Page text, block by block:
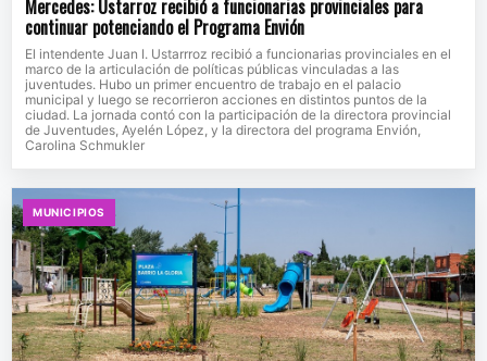
Mercedes: Ustarroz recibió a funcionarias provinciales para
continuar potenciando el Programa Envión
El intendente Juan I. Ustarrroz recibió a funcionarias provinciales en el
marco de la articulación de políticas públicas vinculadas a las
juventudes. Hubo un primer encuentro de trabajo en el palacio
municipal y luego se recorrieron acciones en distintos puntos de la
ciudad. La jornada contó con la participación de la directora provincial
de Juventudes, Ayelén López, y la directora del programa Envión,
Carolina Schmukler
MUNICIPIOS